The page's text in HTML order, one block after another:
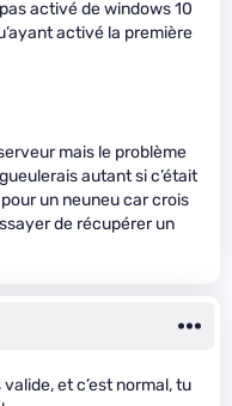
activé de windows 10
activé la première
mais le problème
autant si c’était
un neuneu car crois
de récupérer un
valide, et c’est normal, tu